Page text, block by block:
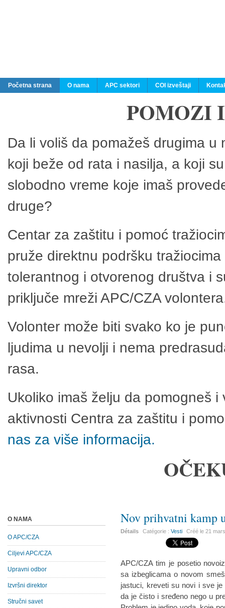
Početna strana O nama APC sektori COI izveštaji
POMOZI
Da li voliš da pomažeš drugima
koji beže od rata i nasilja, a koji
slobodno vreme koje imaš
druge?
Centar za zaštitu i pomoć
pruže direktnu podršku
tolerantnog i otvorenog društva i
priključe mreži APC/CZA
Volonter može biti svako ko je
ljudima u nevolji i nema
rasa.
Ukoliko imaš želju da pomogneš
aktivnosti Centra za zaštitu i
nas za više informacija.
Nov prihvatni kamp
Détails Catégorie :Vesti Créé le21
APC/CZA tim je posetio
sa izbeglicama o novom
jastuci, kreveti su novi i sve
da je čisto i sređeno nego u
O NAMA
O APC/CZA
Ciljevi APC/CZA
Upravni odbor
Izvršni direktor
Stručni savet